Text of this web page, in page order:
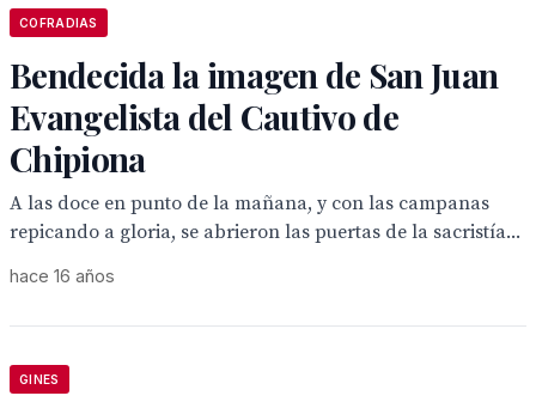
COFRADIAS
Bendecida la imagen de San Juan
Evangelista del Cautivo de
Chipiona
A las doce en punto de la mañana, y con las campanas
repicando a gloria, se abrieron las puertas de la sacristía...
hace 16 años
GINES